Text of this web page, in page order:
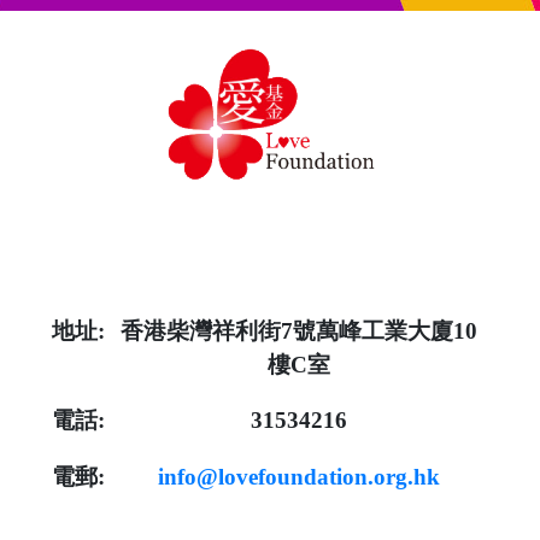
地址:
香港柴灣祥利街7號萬峰工業大廈10
樓C室
電話: 31534216
電郵: info@lovefoundation.org.hk